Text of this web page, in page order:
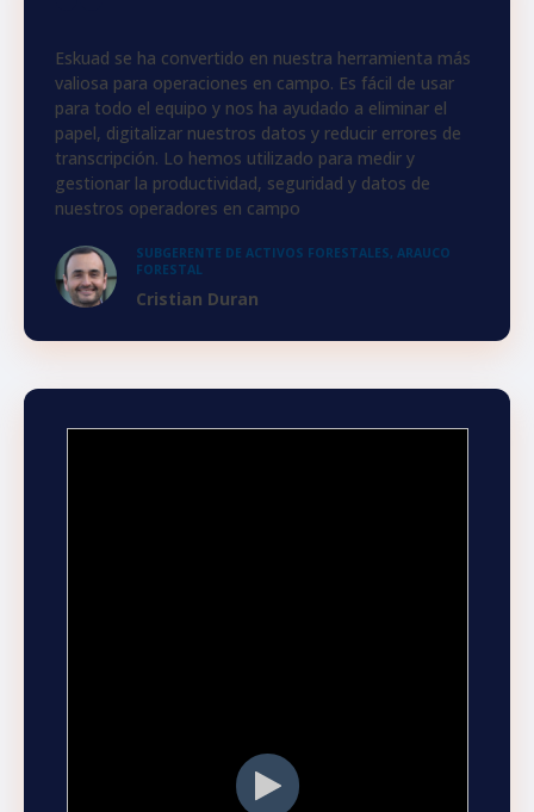
Eskuad se ha convertido en nuestra herramienta más
valiosa para operaciones en campo. Es fácil de usar
para todo el equipo y nos ha ayudado a eliminar el
papel, digitalizar nuestros datos y reducir errores de
transcripción. Lo hemos utilizado para medir y
gestionar la productividad, seguridad y datos de
nuestros operadores en campo
SUBGERENTE DE ACTIVOS FORESTALES, ARAUCO
FORESTAL
Cristian Duran